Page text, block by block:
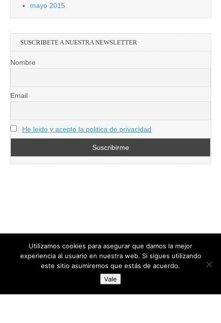
mayo 2015
SUSCRIBETE A NUESTRA NEWSLETTER
Nombre
Email
He leido y acepto la politica de privacidad
directoresdeseguridad.es
Diseñado por Centro Andaluz de Estudios y Entrenamiento
Utilizamos cookies para asegurar que damos la mejor
experiencia al usuario en nuestra web. Si sigues utilizando
este sitio asumiremos que estás de acuerdo.
Vale